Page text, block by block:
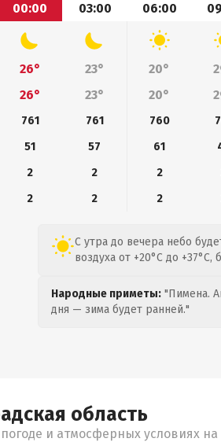
00:00
03:00 06:00
26° 23° 20°
26°
23° 20°
761 761 760
51
57 61
2
2 2
2
2 2
С утра до вечера небо
воздуха от +20°C до
Народные приметы: "Пимена.
дня — зима будет ранней."
область
и атмосферных условиях на